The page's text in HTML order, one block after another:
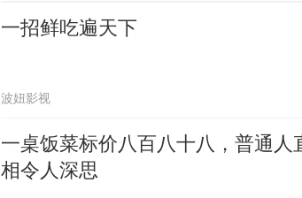
一招鲜吃遍天下
波妞影视
一桌饭菜标价八百八十八，普通
相令人深思